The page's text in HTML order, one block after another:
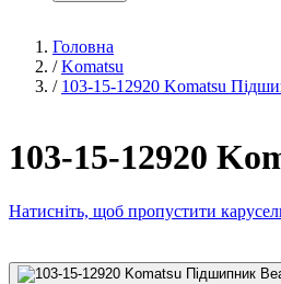
Головна
/ Komatsu
/ 103-15-12920 Komatsu
103-15-12920
Натисніть, щоб пропустити